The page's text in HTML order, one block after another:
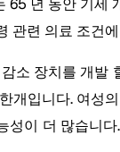
년 동안 기
관련 의료 조건
소 장치를 개
입니다. 여성
이 더 많습니